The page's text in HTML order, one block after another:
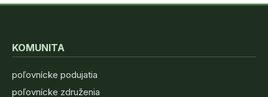
KOMUNITA
poľovnícke podujatia
poľovnícke združenia